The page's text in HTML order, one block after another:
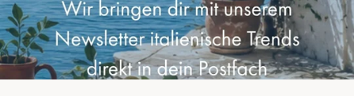
Potsdam
Rostock